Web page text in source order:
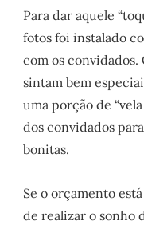
Para dar aquele
fotos foi instalado
com os convidados.
sintam bem
uma porção de
dos convidados
bonitas.
Se o orçamento
de realizar o sonho